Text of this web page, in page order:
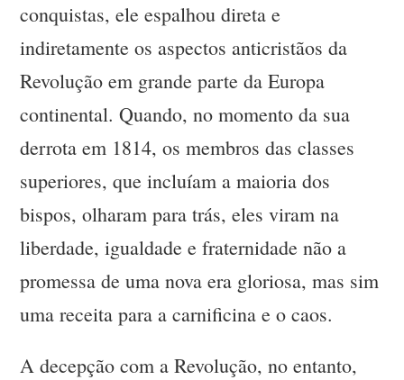
conquistas, ele espalhou direta e
indiretamente os aspectos anticristãos da
Revolução em grande parte da Europa
continental. Quando, no momento da sua
derrota em 1814, os membros das classes
superiores, que incluíam a maioria dos
bispos, olharam para trás, eles viram na
liberdade, igualdade e fraternidade não a
promessa de uma nova era gloriosa, mas sim
uma receita para a carnificina e o caos.
A decepção com a Revolução, no entanto,